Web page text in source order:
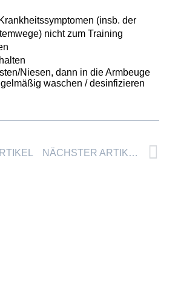
(insb. der
nicht zum Training
Niesen, dann in die Armbeuge
waschen / desinfizieren
NÄCHSTER ARTIKEL